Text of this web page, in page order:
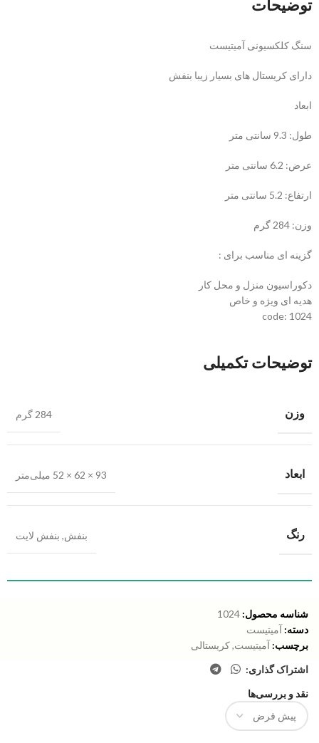
توضیحات
سنگ کلکسیونی آمیتیست
دارای کریستال های بسیار زیبا بنفش
ابعاد
طول: 9.3 سانتی متر
عرض: 6.2 سانتی متر
ارتفاع: 5.2 سانتی متر
وزن: 284 گرم
گزینه ای مناسب برای :
دکوراسیون منزل و محل کار
هدیه ای ویژه و خاص
code: 1024
توضیحات تکمیلی
وزن 284 گرم
ابعاد 93 × 62 × 52 میلی‌متر
رنگ بنفش, بنفش لایت
شناسه محصول: 1024
دسته: آمیتیست
برچسب: آمیتیست,کریستالی
اشتراک گذاری:
نقد و بررسی‌ها